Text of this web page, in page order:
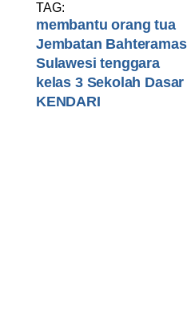
TAG:
membantu orang tua
Jembatan Bahteramas
Sulawesi tenggara
kelas 3 Sekolah Dasar
KENDARI